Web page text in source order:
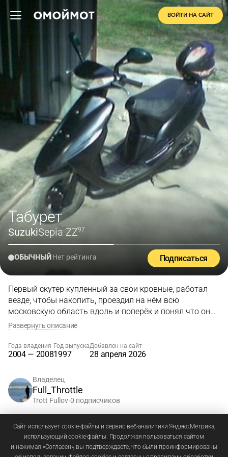
ВОЙТИ НА САЙТ
Табурет
SuzukiSepia ZZ'97
ОБЫЧНЫЙНет рейтинга Подписаться
Первый скутер купленный за свои кровные, работал
везде, чтобы накопить, проездил на нём всю
московскую область вдоль и поперёк и понял что он
открыл для меня любовь к путешествиям, но надо
Развернуть описание
Года владения
2004 — 2008
Год выпуска
1997
Добавлен на сайт
28 апреля 2026
Владелец
Full_Throttle
Trott Fullov•0 подписчиков
Зарегистрируйтесьиливойдите, чтобы добавлять
комментарии
Сайт использует cookie-файлы и сервис веб-аналитики Яндекс.Метрика,
использующий cookie-файлы. Продолжая пользоваться сайтом
и нажимая «Согласен», вы подтверждаете, что были проинформированы